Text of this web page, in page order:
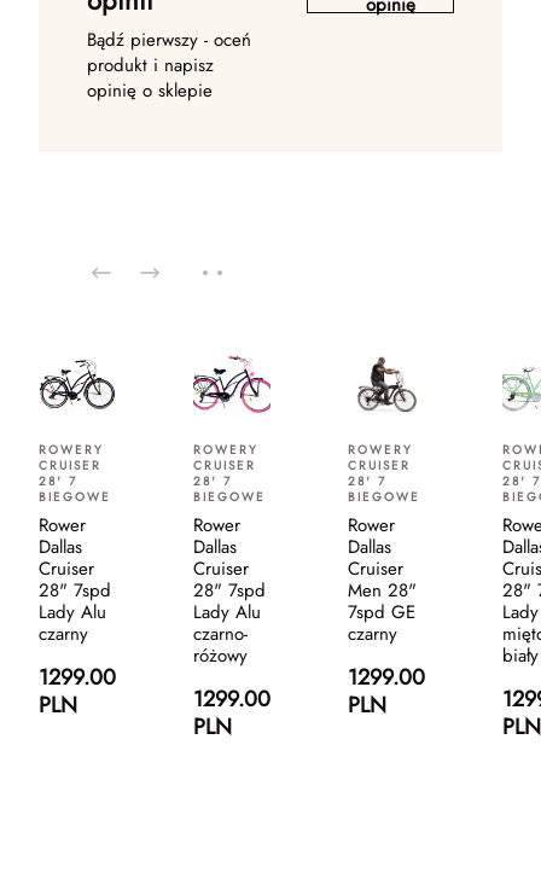
Bądź pierwszy - oceń
produkt i napisz
opinię o sklepie
ROWERY
CRUISER
28' 7
BIEGOWE
Rower
Dallas
Cruiser
28" 7spd
Lady Alu
czarny
1299.00
PLN
ROWERY
CRUISER
28' 7
BIEGOWE
Rower
Dallas
Cruiser
28" 7spd
Lady Alu
czarno-
różowy
1299.00
PLN
ROWERY
CRUISER
28' 7
BIEGOWE
Rower
Dallas
Cruiser
Men 28"
7spd GE
czarny
1299.00
PLN
28' 7
28"
biały
PLN